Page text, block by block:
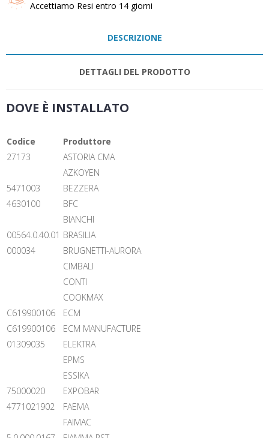
Accettiamo Resi entro 14 giorni
DESCRIZIONE
DETTAGLI DEL PRODOTTO
DOVE È INSTALLATO
Codice
Produttore
27173
ASTORIA CMA
AZKOYEN
5471003
BEZZERA
4630100
BFC
BIANCHI
00564.0.40.01 BRASILIA
000034
BRUGNETTI-AURORA
CIMBALI
CONTI
COOKMAX
C619900106
ECM
C619900106
ECM MANUFACTURE
01309035
ELEKTRA
EPMS
ESSIKA
75000020
EXPOBAR
4771021902
FAEMA
FAIMAC